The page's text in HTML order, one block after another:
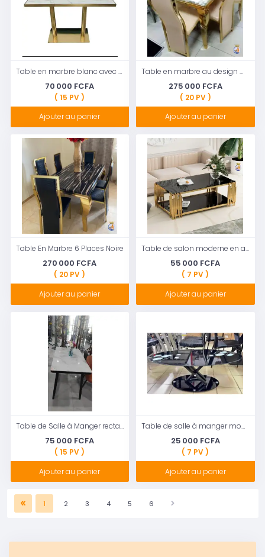
Table en marbre blanc avec pieds dorés
70 000 FCFA
( 15 PV )
Ajouter au panier
Table en marbre au design moderne pour manger
275 000 FCFA
( 20 PV )
Ajouter au panier
Table En Marbre 6 Places Noire
270 000 FCFA
( 20 PV )
Ajouter au panier
Table de salon moderne en acier inoxydable doré avec pied en métal Rectangulaire
55 000 FCFA
( 7 PV )
Ajouter au panier
Table de Salle à Manger rectangulaire Effet marbré Blanc/Noir
75 000 FCFA
( 15 PV )
Ajouter au panier
Table de salle à manger moderne en verre rond, en acier au carbone X noir
25 000 FCFA
( 7 PV )
Ajouter au panier
1 2 3 4 5 6